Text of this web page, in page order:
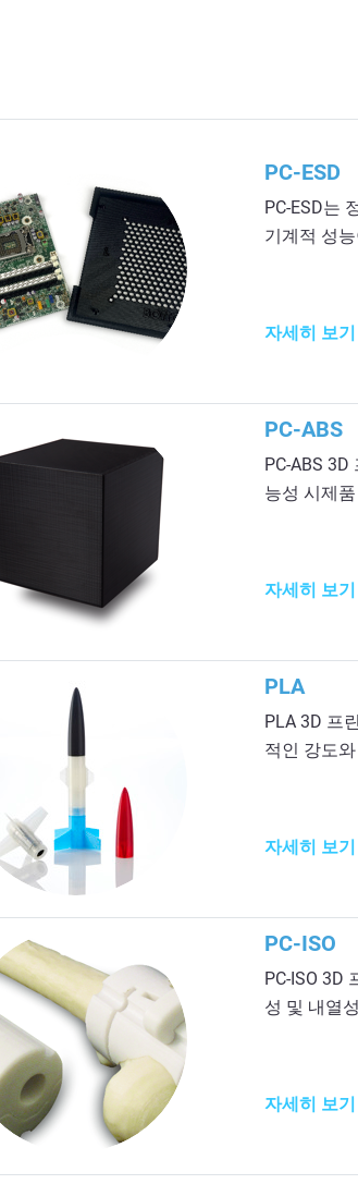
PC-ESD
PC-ESD는
기계적 성
자세히 보기
PC-ABS
PC-ABS
능성 시제
자세히 보기
PLA
PLA 3D 프
적인 강도
자세히 보기
PC-ISO
PC-ISO 3D
성 및 내열
자세히 보기